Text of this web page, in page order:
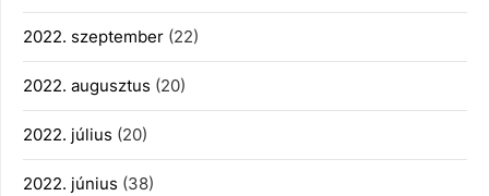
2022. szeptember (22)
2022. augusztus (20)
2022. július (20)
2022. június (38)